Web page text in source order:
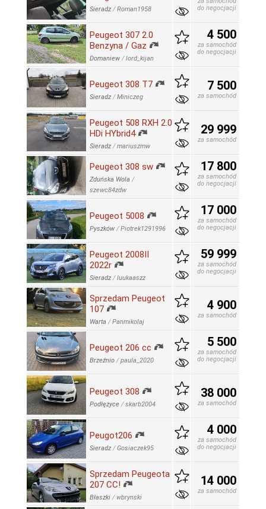
Sieradz /Roman1958
do negocjacji
Peugeot 307 2.0
Benzyna / Gaz
Domaniew /lord_kijan
4 500
za samochód
do negocjacji
Peugeot 308 T7
Sieradz /Miniczeg
7 500
za samochód
Peugeot 508 RXH 2.0
HDi HYbrid4
Sieradz /mariuszmw
29 999
za samochód
Peugeot 308 sw
Zduńska Wola /
szewc84zdw
17 800
za samochód
do negocjacji
Peugeot 5008
Pyszków /Piotrek1291996
17 000
za samochód
do negocjacji
Peugeot 2008II
2022r
Sieradz /luukaaszz
59 999
za samochód
do negocjacji
Sprzedam Peugeot
107
Warta /Panmikolaj
4 900
za samochód
Peugeot 206 cc
Brzeźnio /paula_2020
5 500
za samochód
do negocjacji
Peugeot 308
Podłężyce /skarb2004
38 000
za samochód
Peugot206
Sieradz /Gosiaczek95
4 000
za samochód
do negocjacji
Sprzedam Peugeota
207 CC!
Błaszki /wbrynski
14 000
za samochód